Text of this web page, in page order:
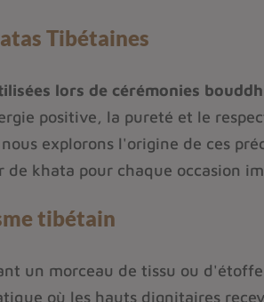
Tibétaines
lors de cérémonies
positive, la pureté et le
explorons l'origine de ces
khata pour chaque occasion
tibétain
un morceau de tissu ou
où les hauts dignitaires